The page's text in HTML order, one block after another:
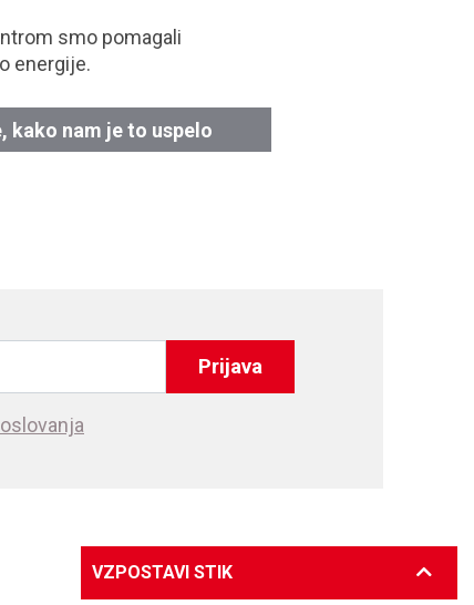
smo pomagali
energije.
kako nam je to uspelo
Prijava
VZPOSTAVI STIK